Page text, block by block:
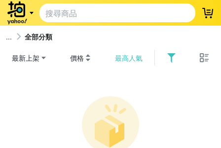
登
全部分類
最新上架 價格 最高人氣